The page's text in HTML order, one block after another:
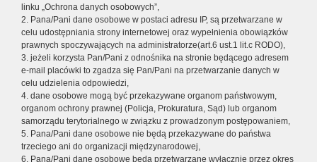
linku „Ochrona danych osobowych”,
2. Pana/Pani dane osobowe w postaci adresu IP, są przetwarzane w
celu udostępniania strony internetowej oraz wypełnienia obowiązków
prawnych spoczywających na administratorze(art.6 ust.1 lit.c RODO),
3. jeżeli korzysta Pan/Pani z odnośnika na stronie będącego adresem
e-mail placówki to zgadza się Pan/Pani na przetwarzanie danych w
celu udzielenia odpowiedzi,
4. dane osobowe mogą być przekazywane organom państwowym,
organom ochrony prawnej (Policja, Prokuratura, Sąd) lub organom
samorządu terytorialnego w związku z prowadzonym postępowaniem,
5. Pana/Pani dane osobowe nie będą przekazywane do państwa
trzeciego ani do organizacji międzynarodowej,
6. Pana/Pani dane osobowe będą przetwarzane wyłącznie przez okres